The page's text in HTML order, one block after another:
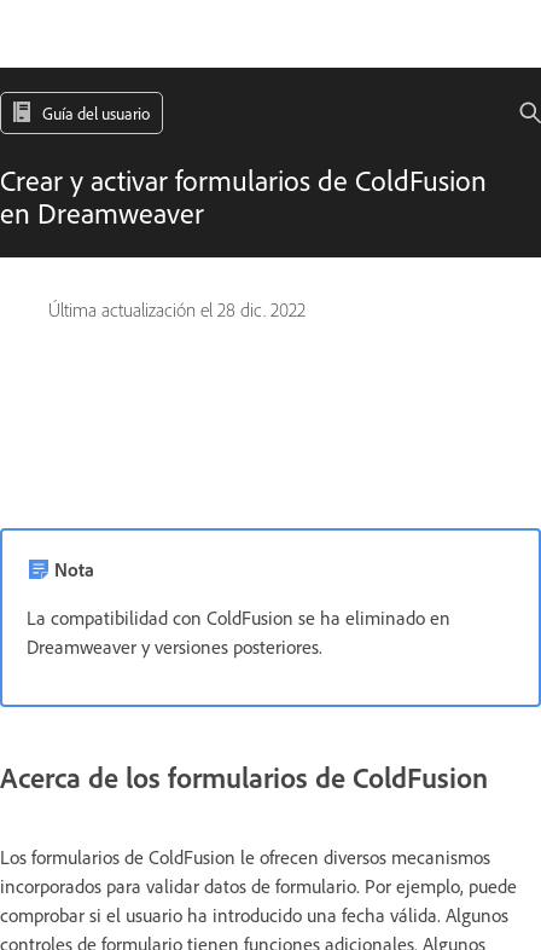
Guía del usuario
Crear y activar formularios de ColdFusion
en Dreamweaver
Última actualización el 28 dic. 2022
Nota
La compatibilidad con ColdFusion se ha eliminado en
Dreamweaver y versiones posteriores.
Acerca de los formularios de ColdFusion
Los formularios de ColdFusion le ofrecen diversos mecanismos
incorporados para validar datos de formulario. Por ejemplo, puede
comprobar si el usuario ha introducido una fecha válida. Algunos
controles de formulario tienen funciones adicionales. Algunos